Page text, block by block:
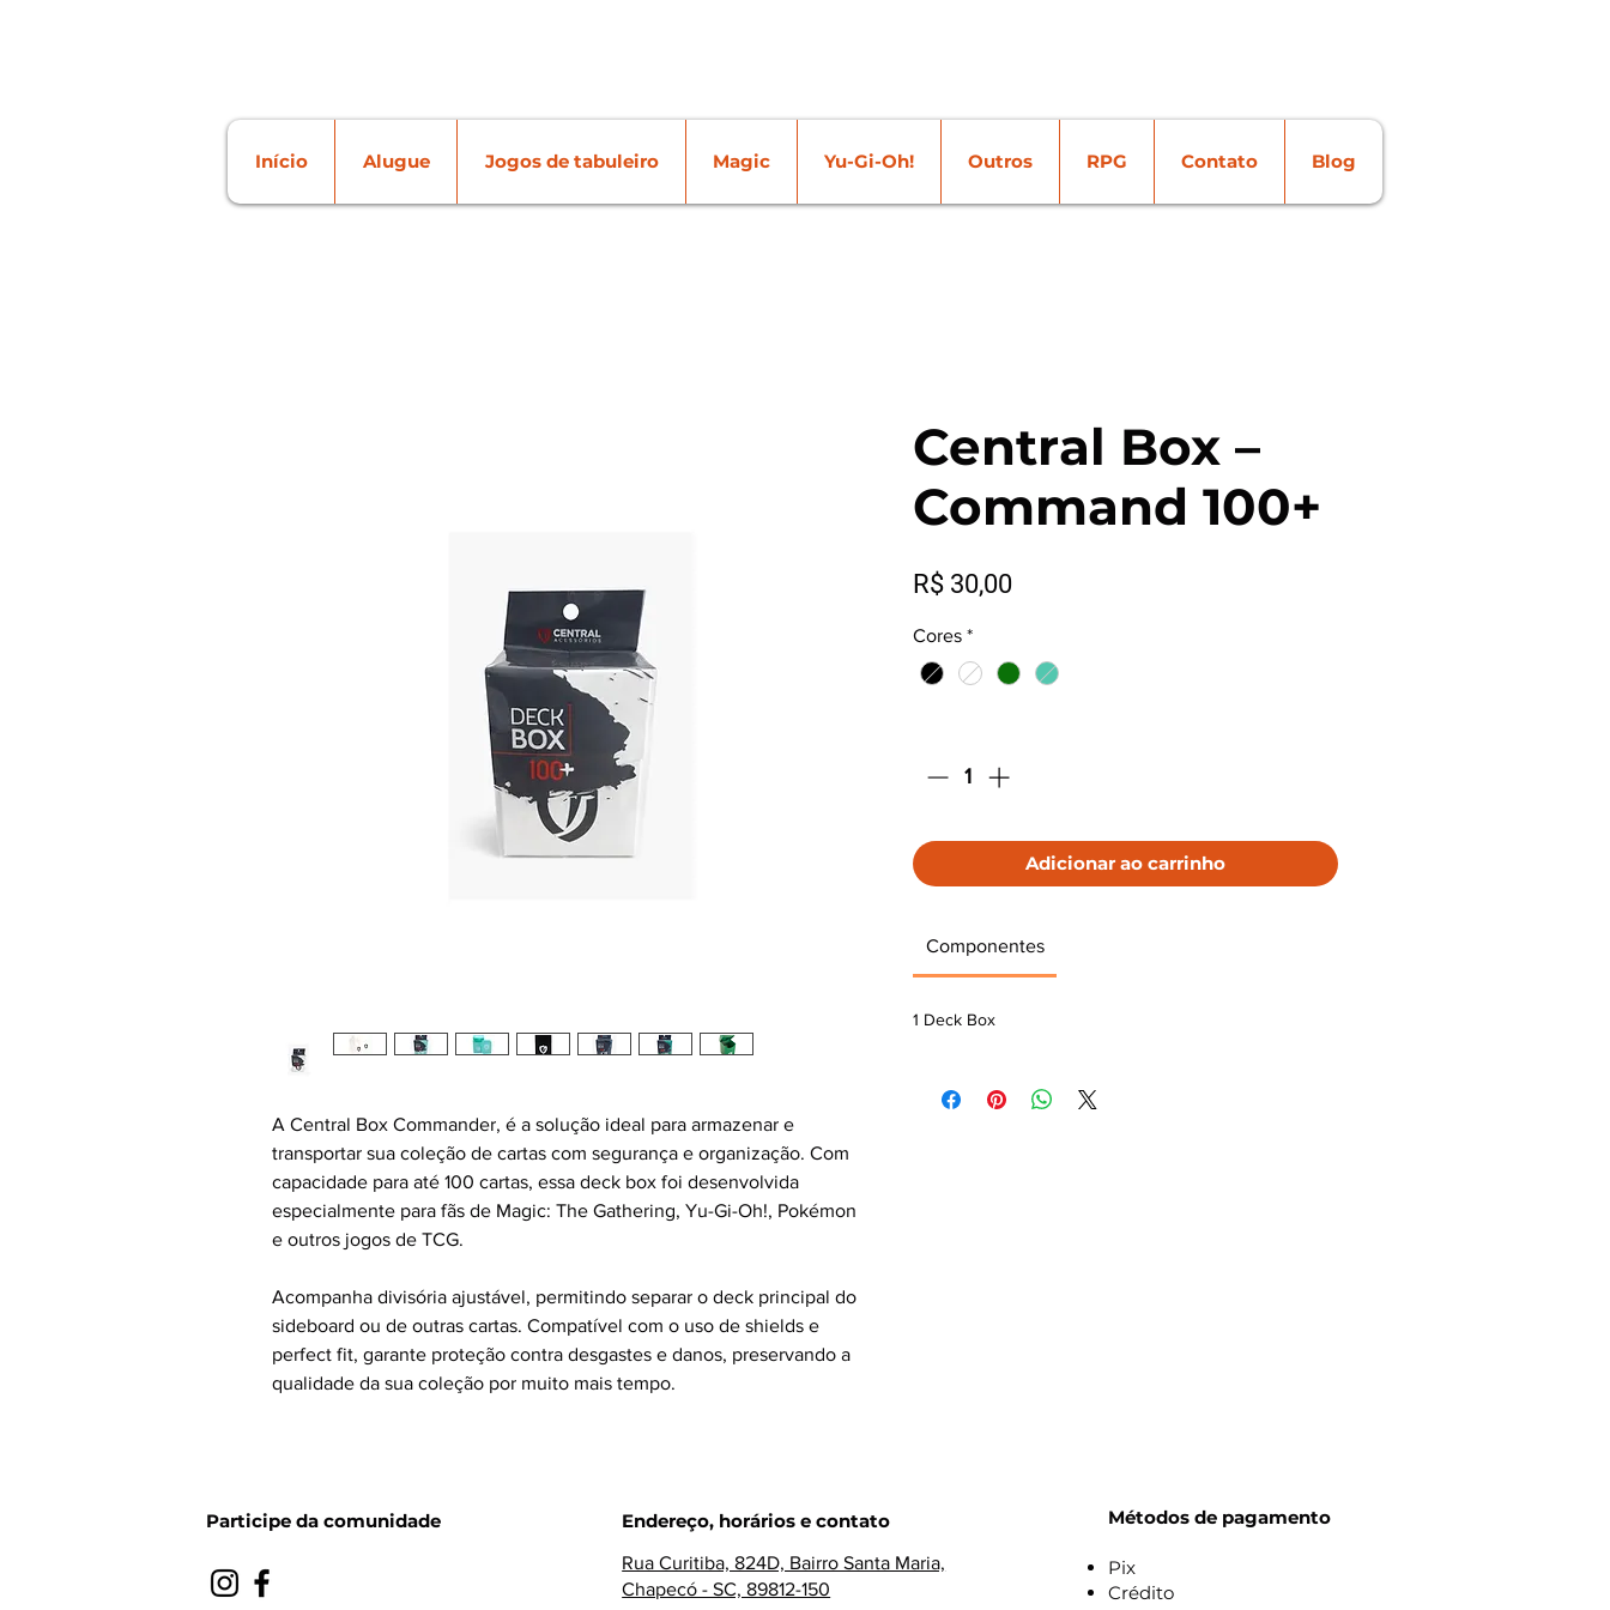
Início Alugue Jogos de tabuleiro Magic Yu-Gi-Oh! Outros RPG Contato Blog
A Central Box Commander, é a solução ideal para armazenar e
transportar sua coleção de cartas com segurança e organização. Com
capacidade para até 100 cartas, essa deck box foi desenvolvida
especialmente para fãs de Magic: The Gathering, Yu-Gi-Oh!, Pokémon
e outros jogos de TCG.
Acompanha divisória ajustável, permitindo separar o deck principal do
sideboard ou de outras cartas. Compatível com o uso de shields e
perfect fit, garante proteção contra desgastes e danos, preservando a
qualidade da sua coleção por muito mais tempo.
Central Box –
Command 100+
R$ 30,00Preço
Cores *
Adicionar ao carrinho
Componentes
1 Deck Box
Participe da comunidade Endereço, horários e contato
Rua Curitiba, 824D, Bairro Santa Maria,
Chapecó - SC, 89812-150
Métodos de pagamento
Pix
Crédito